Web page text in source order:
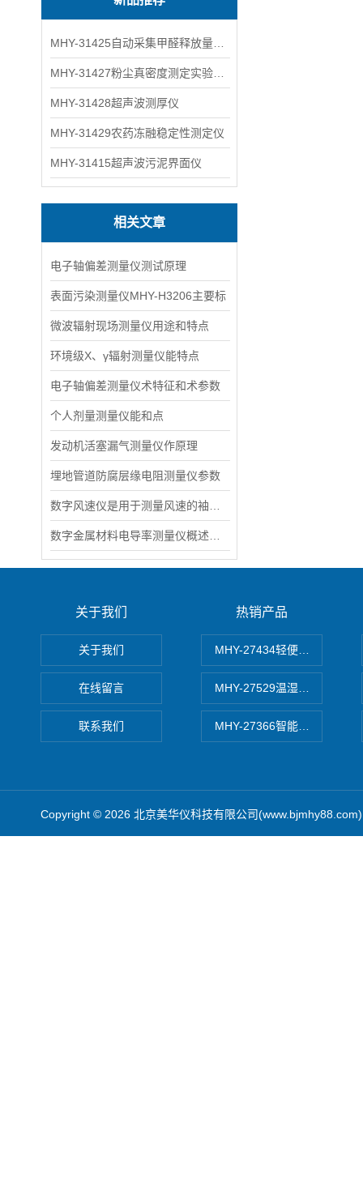
MHY-31428超声波测厚仪
MHY-31429农药冻融稳定性测定仪
MHY-31415超声波污泥界面仪
相关文章
电子轴偏差测量仪测试原理
表面污染测量仪MHY-H3206主要标
微波辐射现场测量仪用途和特点
环境级X、γ辐射测量仪能特点
电子轴偏差测量仪术特征和术参数
个人剂量测量仪能和点
发动机活塞漏气测量仪作原理
埋地管道防腐层缘电阻测量仪参数
关于我们
关于我们
在线留言
联系我们
热销产品
MHY-27434轻便式自动水质
MHY-27529温湿度记录仪
MHY-27366智能数字微压计
Copyright © 2026 北京美华仪科技有限公司